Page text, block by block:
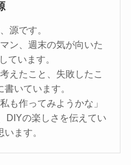
源です。
ン、週末の気が向いた
ています。
えたこと、失敗したこ
いています。
も作ってみようかな」
DIYの楽しさを伝えてい
います。